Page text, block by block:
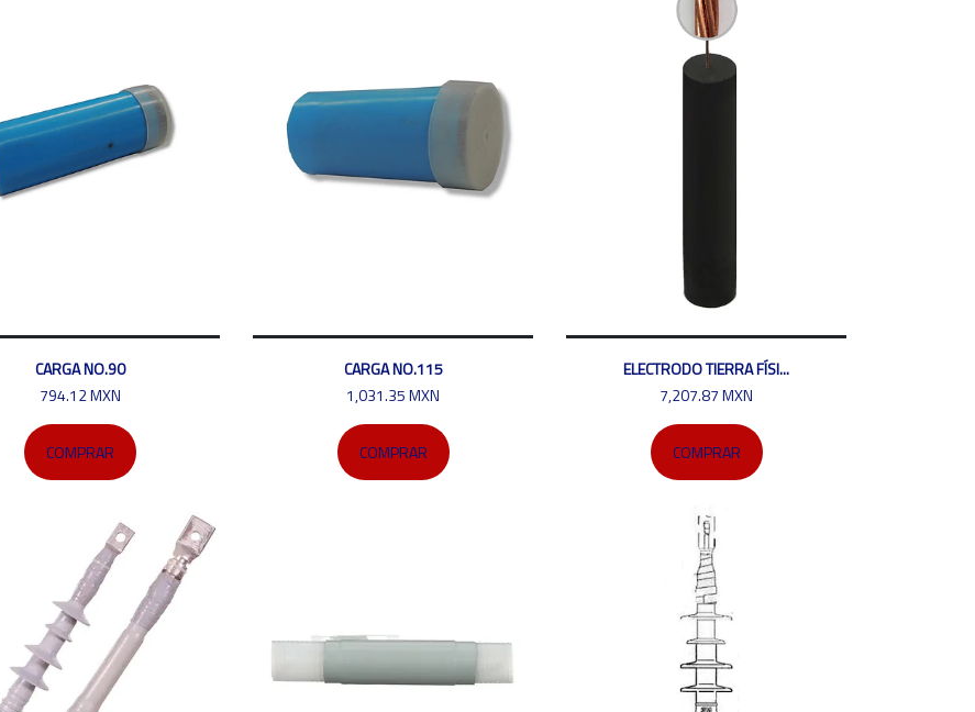
CARGA NO.90
794.12 MXN
COMPRAR
CARGA NO.115
1,031.35 MXN
COMPRAR
ELECTRODO TIERRA FÍSI...
7,207.87 MXN
COMPRAR